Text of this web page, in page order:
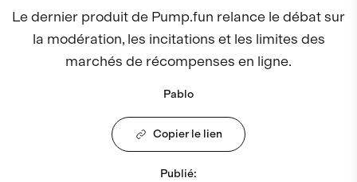
Le dernier produit de Pump.fun relance le débat sur
la modération, les incitations et les limites des
marchés de récompenses en ligne.
Pablo
Copier le lien
Publié: